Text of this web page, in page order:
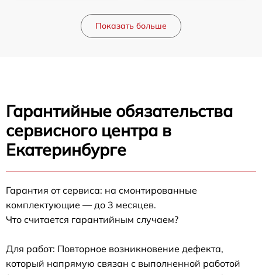
Показать больше
Гарантийные обязательства
сервисного центра в
Екатеринбурге
Гарантия от сервиса: на смонтированные
комплектующие — до 3 месяцев.
Что считается гарантийным случаем?
Для работ: Повторное возникновение дефекта,
который напрямую связан с выполненной работой